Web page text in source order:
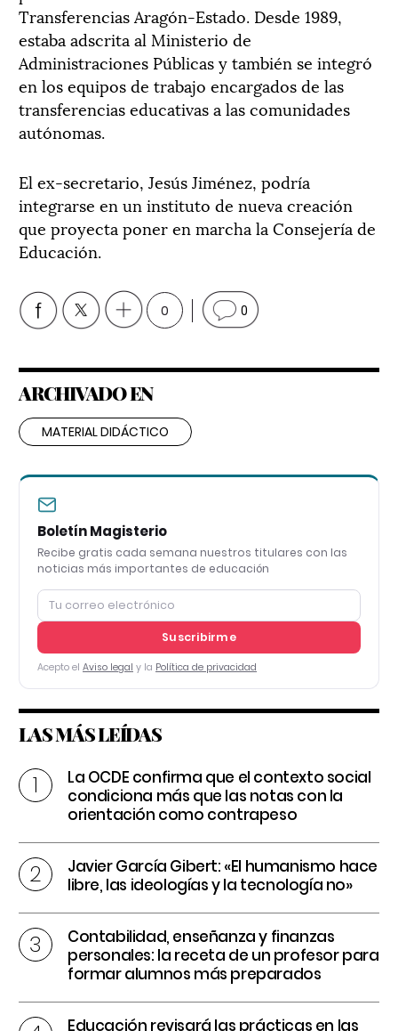
Transferencias Aragón-Estado. Desde 1989,
estaba adscrita al Ministerio de
Administraciones Públicas y también se integró
en los equipos de trabajo encargados de las
transferencias educativas a las comunidades
autónomas.
El ex-secretario, Jesús Jiménez, podría
integrarse en un instituto de nueva creación
que proyecta poner en marcha la Consejería de
Educación.
0 0
ARCHIVADO EN
MATERIAL DIDÁCTICO
Boletín Magisterio
Recibe gratis cada semana nuestros titulares con las
noticias más importantes de educación
Suscribirme
Acepto el Aviso legal y la Política de privacidad
LAS MÁS LEÍDAS
La OCDE confirma que el contexto social
condiciona más que las notas con la
orientación como contrapeso
Javier García Gibert: «El humanismo hace
libre, las ideologías y la tecnología no»
Contabilidad, enseñanza y finanzas
personales: la receta de un profesor para
formar alumnos más preparados
Educación revisará las prácticas en las